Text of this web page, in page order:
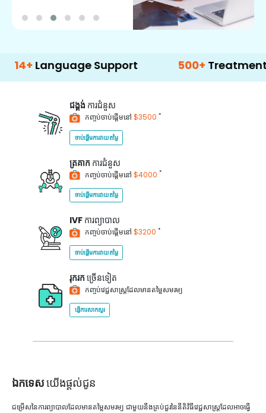
Support 500+ Treatment
ជង្គង់ ការជំនួស
កញ្ចប់ចាប់ផ្តើមនៅ $3500 *
ចាប់ផ្តើមការវាយតម្លៃ
ត្រគាក ការជំនួស
កញ្ចប់ចាប់ផ្តើមនៅ $4000 *
ចាប់ផ្តើមការវាយតម្លៃ
IVF ការព្យាបាល
កញ្ចប់ចាប់ផ្តើមនៅ $3200 *
ចាប់ផ្តើមការវាយតម្លៃ
រុករក ច្រើនទៀត
កញ្ចប់វេជ្ជសាស្ត្រដែលមានតម្លៃសមរម្យ
ផ្ញើការសាកសួរ
ឯកទេសយើងផ្តល់ជូន
ជម្រើសនៃការព្យាបាលដែលមានតម្លៃសមរម្យ ជាមួយនឹងគ្រប់ជួរនៃនីតិវិធីវេជ្ជសាស្រ្តដែលអាចធ្វើ